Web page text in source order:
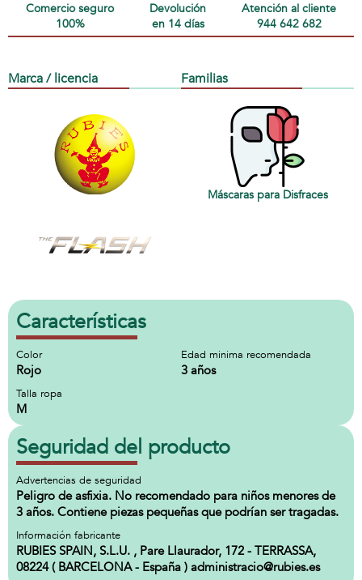
Comercio seguro
100%
Devolución
en 14 días
Atención al cliente
944 642 682
Marca / licencia Familias
Máscaras para Disfraces
Características
Color
Rojo
Edad minima recomendada
3 años
Talla ropa
M
Seguridad del producto
Advertencias de seguridad
Peligro de asfixia. No recomendado para niños menores de
3 años. Contiene piezas pequeñas que podrían ser tragadas.
Información fabricante
RUBIES SPAIN, S.L.U. , Pare Llaurador, 172 - TERRASSA,
08224 ( BARCELONA - España ) administracio@rubies.es